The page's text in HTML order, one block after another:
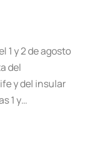
1 y 2 de agosto
del
y del insular
1 y…